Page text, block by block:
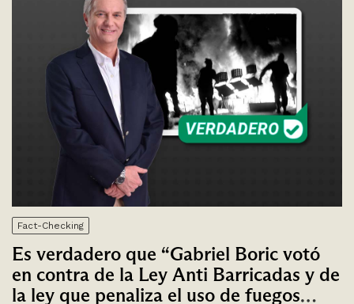
Fact-Checking
Es verdadero que “Gabriel Boric votó
en contra de la Ley Anti Barricadas y de
la ley que penaliza el uso de fuegos